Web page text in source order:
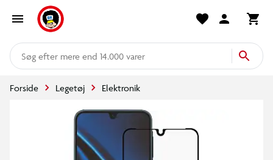
mere end 14.000 varer
Forside Legetøj Elektronik